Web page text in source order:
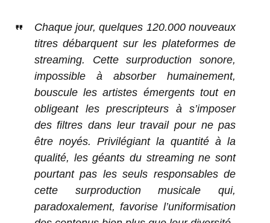
Chaque jour, quelques 120.000 nouveaux
titres débarquent sur les plateformes de
streaming. Cette surproduction sonore,
impossible à absorber humainement,
bouscule les artistes émergents tout en
obligeant les prescripteurs à s’imposer
des filtres dans leur travail pour ne pas
être noyés. Privilégiant la quantité à la
qualité, les géants du streaming ne sont
pourtant pas les seuls responsables de
cette surproduction musicale qui,
paradoxalement, favorise l’uniformisation